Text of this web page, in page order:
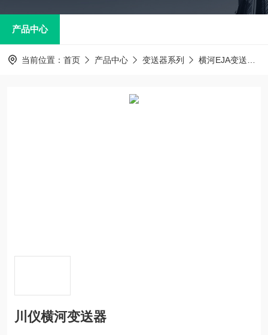
产品中心
当前位置： 首页 产品中心 变送器系列 横河EJA变送器
川仪横河变送器